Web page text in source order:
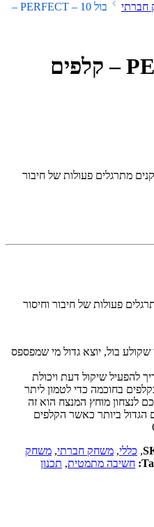
חברתי
בול 10 – PERFECT –
מתרגלים פעולות של חיבור
פעולות של חיבור וחיסור
סובב סביב המספר 10, מי שקולע בול, יוצא גדול מי שמפספס
להפעיל שיקול דעת ויכולת
בחוכמה כדי לטמון ליתר
לנצחון מוחץ המנצח הוא זה
ביותר כאשר הקלפים
, כללי, משחק חברתי, משחק
חשיבה מתמטית, תכנון